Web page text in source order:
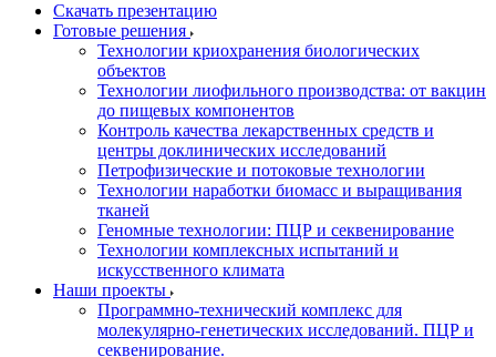
Скачать презентацию
Готовые решения
Технологии криохранения биологических
объектов
Технологии лиофильного производства: от вакцин
до пищевых компонентов
Контроль качества лекарственных средств и
центры доклинических исследований
Петрофизические и потоковые технологии
Технологии наработки биомасс и выращивания
тканей
Геномные технологии: ПЦР и секвенирование
Технологии комплексных испытаний и
искусственного климата
Наши проекты
Программно-технический комплекс для
молекулярно-генетических исследований. ПЦР и
секвенирование.